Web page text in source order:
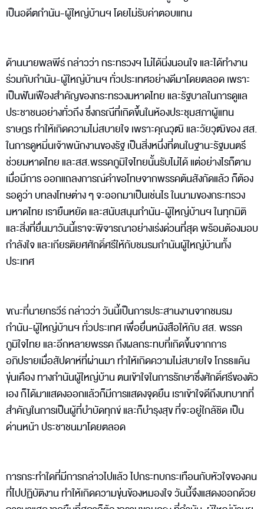
เป็นอดีตกำนัน-ผู้ใหญ่บ้านฯ โดยไม่รับค่าตอบแทน
ด้านนายพลพีร์ กล่าวว่า กระทรวงฯ ไม่ได้นิ่งนอนใจ และได้ทำงาน
ร่วมกับกำนัน-ผู้ใหญ่บ้านฯ ทั่วประเทศอย่างดีมาโดยตลอด เพราะ
เป็นฟันเฟืองสำคัญของกระทรวงมหาดไทย และรัฐบาลในการดูแล
ประชาชนอย่างทั่วถึง ซึ่งกรณีที่เกิดขึ้นในห้องประชุมสภาผู้แทน
ราษฎร ทำให้เกิดความไม่สบายใจ เพราะคุณวุฒิ และวัยวุฒิของ สส.
ในการดูหมิ่นเจ้าพนักงานของรัฐ เป็นสิ่งหนึ่งที่ตนในฐานะรัฐมนตรี
ช่วยมหาดไทย และสส.พรรคภูมิใจไทยนั้นรับไม่ได้ แต่อย่างไรก็ตาม
เมื่อมีการ ออกแถลงการณ์คำขอโทษจากพรรคต้นสังกัดแล้ว ก็ต้อง
รอดูว่า บทลงโทษต่าง ๆ จะออกมาเป็นเช่นไร ในนามของกระทรวง
มหาดไทย เรายืนหยัด และสนับสนุนกำนัน-ผู้ใหญ่บ้านฯ ในทุกมิติ
และสิ่งที่ยื่นมาวันนี้เราจะพิจารณาอย่างเร่งด่วนที่สุด พร้อมต้องมอบ
กำลังใจ และเกียรติยศศักดิ์ศรีให้กับชมรมกำนันผู้ใหญ่บ้านทั้ง
ประเทศ
ขณะที่นายกรวีร์ กล่าวว่า วันนี้เป็นการประสานงานจากชมรม
กำนัน-ผู้ใหญ่บ้านฯ ทั่วประเทศ เพื่อยื่นหนังสือให้กับ สส. พรรค
ภูมิใจไทย และอีกหลายพรรค ถึงผลกระทบที่เกิดขึ้นจากการ
อภิปรายเมื่อสัปดาห์ที่ผ่านมา ทำให้เกิดความไม่สบายใจ โกรธแค้น
ขุ่นเคือง ทางกำนันผู้ใหญ่บ้าน ตนเข้าใจในการรักษาซึ่งศักดิ์ศรีของตัว
เอง ก็ได้มาแสดงออกแล้วก็มีการแสดงจุดยืน เราเข้าใจดีถึงบทบาทที่
สำคัญในการเป็นผู้ที่บำบัดทุกข์ และก็บำรุงสุข ที่จะอยู่ใกล้ชิด เป็น
ด่านหน้า ประชาชนมาโดยตลอด
การกระทำใดที่มีการกล่าวไปแล้ว ไปกระทบกระเทือนกับหัวใจของคน
ที่ไปปฏิบัติงาน ทำให้เกิดความขุ่นข้องหมองใจ วันนี้จึงแสดงออกด้วย